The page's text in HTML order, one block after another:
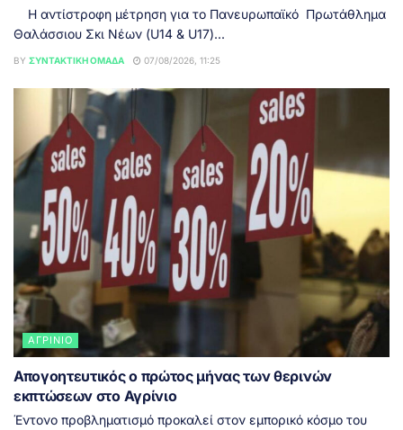
Η αντίστροφη μέτρηση για το Πανευρωπαϊκό Πρωτάθλημα
Θαλάσσιου Σκι Νέων (U14 & U17)...
BY ΣΥΝΤΑΚΤΙΚΉ ΟΜΆΔΑ 07/08/2026, 11:25
ΑΓΡΊΝΙΟ
Απογοητευτικός ο πρώτος μήνας των θερινών
εκπτώσεων στο Αγρίνιο
Έντονο προβληματισμό προκαλεί στον εμπορικό κόσμο του